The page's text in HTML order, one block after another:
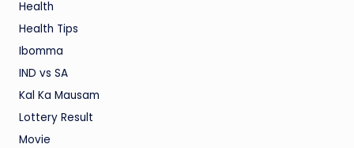
Health
Health Tips
Ibomma
IND vs SA
Kal Ka Mausam
Lottery Result
Movie